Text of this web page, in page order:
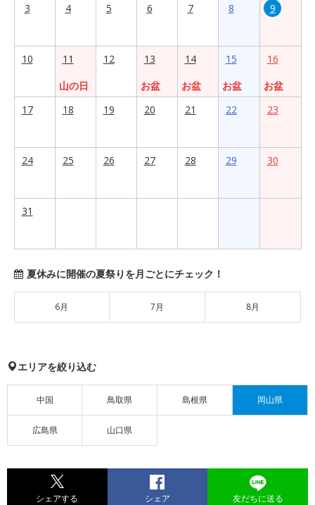
3 4 5 6 7 8 9
10
11
山の日
12
13
お盆
14
お盆
15
お盆
16
お盆
17
18 19 20 21 22 23
24 25 26 27 28 29 30
31
夏休みに開催の夏祭りを月ごとにチェック！
6月 7月 8月
エリアを絞り込む
中国 鳥取県 島根県 岡山県
広島県 山口県
シェアする シェア 友だちに送る